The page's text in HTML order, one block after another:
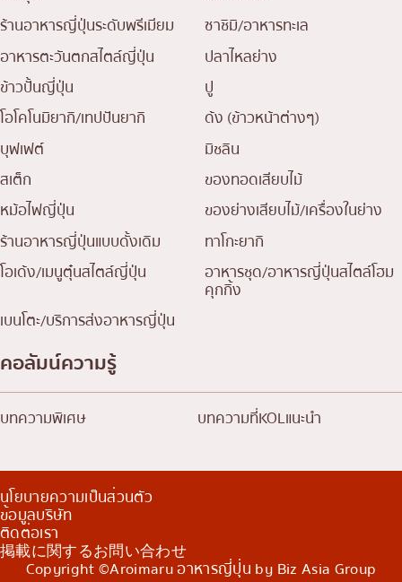
ร้านอาหารญี่ปุ่นระดับพรีเมียม
ซาชิมิ/อาหารทะเล
อาหารตะวันตกสไตล์ญี่ปุ่น
ปลาไหลย่าง
ข้าวปั้นญี่ปุ่น
ปู
โอโคโนมิยากิ/เทปปันยากิ
ด้ง (ข้าวหน้าต่างๆ)
บุฟเฟต์
มิชลิน
สเต็ก
ของทอดเสียบไม้
หม้อไฟญี่ปุ่น
ของย่างเสียบไม้/เครื่องในย่าง
ร้านอาหารญี่ปุ่นแบบดั้งเดิม
ทาโกะยากิ
โอเด้ง/เมนูตุ๋นสไตล์ญี่ปุ่น
อาหารชุด/อาหารญี่ปุ่นสไตล์โฮม
คุกกิ้ง
เบนโตะ/บริการส่งอาหารญี่ปุ่น
คอลัมน์ความรู้
บทความพิเศษ บทความที่KOLแนะนำ
นโยบายความเป็นส่วนตัว
ข้อมูลบริษัท
ติดต่อเรา
掲載に関するお問い合わせ
Copyright ©Aroimaru อาหารญี่ปุ่น by Biz Asia Group